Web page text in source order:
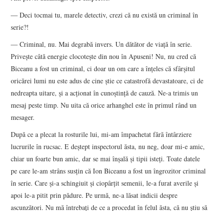
― Deci tocmai tu, marele detectiv, crezi că nu există un criminal în
serie?!
― Criminal, nu. Mai degrabă invers. Un dătător de viaţă în serie.
Priveşte câtă energie clocoteşte din nou în Apuseni! Nu, nu cred că
Biceanu a fost un criminal, ci doar un om care a înţeles că sfârşitul
oricărei lumi nu este adus de cine ştie ce catastrofă devastatoare, ci de
nedreapta uitare, şi a acţionat în cunoştinţă de cauză. Ne-a trimis un
mesaj peste timp. Nu uita că orice arhanghel este în primul rând un
mesager.
După ce a plecat la rosturile lui, mi-am împachetat fără întârziere
lucrurile în rucsac. E deştept inspectorul ăsta, nu neg, doar mi-e amic,
chiar un foarte bun amic, dar se mai înşală şi tipii isteţi. Toate datele
pe care le-am strâns susţin că Ion Biceanu a fost un îngrozitor criminal
în serie. Care şi-a schingiuit şi ciopârţit semenii, le-a furat averile şi
apoi le-a pitit prin pădure. Pe urmă, ne-a lăsat indicii despre
ascunzători. Nu mă întrebaţi de ce a procedat în felul ăsta, că nu ştiu să